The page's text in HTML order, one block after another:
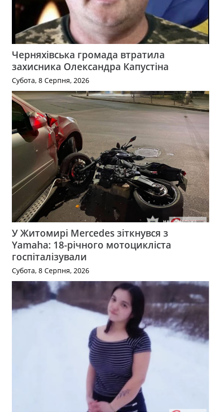
Черняхівська громада втратила
захисника Олександра Капустіна
Субота, 8 Серпня, 2026
У Житомирі Mercedes зіткнувся з
Yamaha: 18-річного мотоцикліста
госпіталізували
Субота, 8 Серпня, 2026